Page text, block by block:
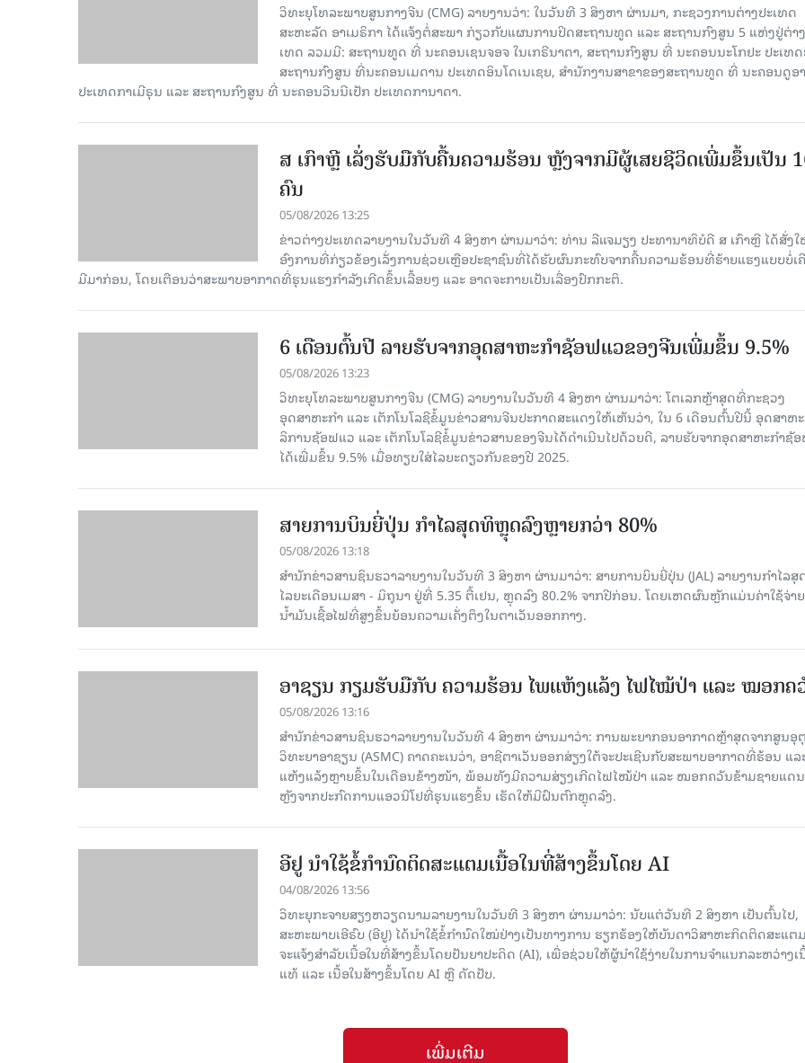
ວິທະຍຸໂທລະພາບສູນກາງຈີນ (CMG) ລາຍງານວ່າ: ໃນວັນທີ 3 ສິງ​ຫາ ຜ່ານມາ, ກະຊວງການຕ່າງປະເທດ
ສະຫະລັດ ອາເມຣິກາ ໄດ້ແຈ້ງຕໍ່ສະພາ ກ່ຽວກັບແຜນການປິດສະຖານທູດ ແ​ລະ ສະຖານກົງສູນ 5 ແຫ່ງຢູ່​ຕ່າ
ເທດ ລວມມີ: ສະຖານທູດ ທີ່ ນະຄອນເຊນຈອຈ ໃນເກຣີນາດາ, ສະຖານກົງສູນ ທີ່ ນະຄອນນະໂກຢະ ປະເທ
ສະຖານກົງສູນ ທີ່ນະຄອນເມດານ ປະເທດອິນໂດເນເຊຍ, ສຳນັກງານສາຂາຂອງສະຖານທູດ ທີ່ ນະຄອນດູອ
ປະເທດກາເ​ມີຣຸນ ແລະ ສະຖານກົງສູນ ທີ່ ນະຄອນວີນນີເປັກ ປະເທດການາດາ.
ສ ເກົາຫຼີ ເລັ່ງຮັບມືກັບຄື້ນຄວາມຮ້ອນ ຫຼັງຈາກມີຜູ້ເສຍຊີວິດເພີ່ມຂຶ້ນເປັນ
ຄົນ
05/08/2026 13:25
ຂ່າວຕ່າງປະເທດລາຍງານໃນວັນທີ 4 ສິງຫາ ຜ່ານມາວ່າ: ທ່ານ ລີແຈມຽງ ປະທານາທິບໍດີ ສ ເກົາຫຼີ ໄດ້ສັ່ງ
ອົງການທີ່ກ່ຽວຂ້ອງເລັ່ງການຊ່ວຍເຫຼືອປະຊາຊົນທີ່ໄດ້ຮັບຜົນກະທົບຈາກຄື້ນຄວາມຮ້ອນທີ່ຮ້າຍແຮງແບບບໍ່ເ
ມີມາກ່ອນ, ໂດຍເຕືອນວ່າສະພາບອາກາດທີ່ຮຸນແຮງກຳລັງເກີດຂຶ້ນເລື້ອຍໆ ແລະ ອາດຈະກາຍເປັນເລື່ອງປົກກະຕິ.
6 ເດືອນຕົ້ນປີ ລາຍຮັບຈາກອຸດສາຫະກຳຊັອຟແວຂອງຈີນເພີ່ມຂຶ້ນ 9.5%
05/08/2026 13:23
ວິທະຍຸໂທລະພາບສູນກາງຈີນ (CMG) ລາຍງານໃນວັນທີ 4 ສິງຫາ ຜ່ານມາວ່າ: ໂຕເລກຫຼ້າສຸດທີ່ກະຊວງ
ອຸດສາຫະກຳ ແລະ ເຕັກໂນໂລຊີຂໍ້ມູນຂ່າວສານຈີນປະກາດສະແດງໃຫ້ເຫັນວ່າ, ໃນ 6 ເດືອນຕົ້ນປີນີ້ ອຸດສາຫ
ລິການຊັອຟແວ ແລະ ເຕັກໂນໂລຊີຂໍ້ມູນຂ່າວສານຂອງຈີນໄດ້ດຳເນີນໄປດ້ວຍດີ, ລາຍຮັບຈາກອຸດສາຫະກຳຊັ
ໄດ້ເພີ່ມຂຶ້ນ 9.5% ເມື່ອທຽບໃສ່ໄລຍະດຽວກັນຂອງປີ 2025.
ສາຍການບິນຍີ່ປຸ່ນ ກຳໄລສຸດທິຫຼຸດລົງຫຼາຍກວ່າ 80%
05/08/2026 13:18
ສຳນັກຂ່າວສານຊິນຮວາລາຍງານໃນວັນທີ 3 ສິງຫາ ຜ່ານມາວ່າ: ສາຍການບິນຍີ່ປຸ່ນ (JAL) ລາຍງານກຳໄລ
ໄລຍະເດືອນເມສາ - ມິຖຸນາ ຢູ່ທີ່ 5.35 ຕື້ເຢນ, ຫຼຸດລົງ 80.2% ຈາກປີກ່ອນ. ໂດຍເຫດຜົນຫຼັກແມ່ນຄ່າໃຊ້ຈ່າຍ
ນໍ້າມັນເຊື້ອໄຟທີ່ສູງຂຶ້ນຍ້ອນຄວາມເຄັ່ງຕຶງໃນຕາເວັນອອກກາງ.
ອາຊຽນ ກຽມຮັບມືກັບ ຄວາມຮ້ອນ ໄພແຫ້ງແລ້ງ ໄຟໄໝ້ປ່າ ແລະ ໝອກຄ
05/08/2026 13:16
ສຳນັກຂ່າວສານຊິນຮວາລາຍງານໃນວັນທີ 4 ສິງຫາ ຜ່ານມາວ່າ: ການພະຍາກອນອາກາດຫຼ້າສຸດຈາກສູນອຸ
ວິທະຍາອາຊຽນ (ASMC) ຄາດຄະເນວ່າ, ອາຊີຕາເວັນອອກສ່ຽງໃຕ້ຈະປະເຊີນກັບສະພາບອາກາດທີ່ຮ້ອນ ແລ
ແຫ້ງແລ້ງຫຼາຍຂຶ້ນໃນເດືອນຂ້າງໜ້າ, ພ້ອມທັງມີຄວາມສ່ຽງເກີດໄຟໄໝ້ປ່າ ແລະ ໝອກຄວັນຂ້າມຊາຍແດ
ຫຼັງຈາກປະກົດການແອວນີໂຢທີ່ຮຸນແຮງຂຶ້ນ ເຮັດໃຫ້ມີຝົນຕົກຫຼຸດລົງ.
ອີຢູ ນຳໃຊ້ຂໍ້ກຳນົດຕິດສະແຕມເນື້ອໃນທີ່ສ້າງຂຶ້ນໂດຍ AI
04/08/2026 13:56
ວິທະຍຸກະຈາຍສຽງຫວຽດນາມລາຍງານໃນວັນທີ 3 ສິງຫາ ຜ່ານມາວ່າ: ນັບແຕ່ວັນທີ 2 ສິງຫາ ເປັນຕົ້ນໄປ,
ສະຫະພາບເອີຣົບ (ອີຢູ) ໄດ້ນຳໃຊ້ຂໍ້ກຳນົດໃໝ່ຢ່າງເປັນທາງການ ຮຽກຮ້ອງໃຫ້ບັນດາວິສາຫະກິດຕິດສະແຕ
ຈະແຈ້ງສຳລັບເນື້ອໃນທີ່ສ້າງຂຶ້ນໂດຍປັນຍາປະດິດ (AI), ເພື່ອຊ່ວຍໃຫ້ຜູ້ນຳໃຊ້ງ່າຍໃນການຈຳແນກລະຫວ່າງເ
ແທ້ ແລະ ເນື້ອໃນສ້າງຂຶ້ນໂດຍ AI ຫຼື ດັດປັບ.
ເພີ່ມເຕີມ